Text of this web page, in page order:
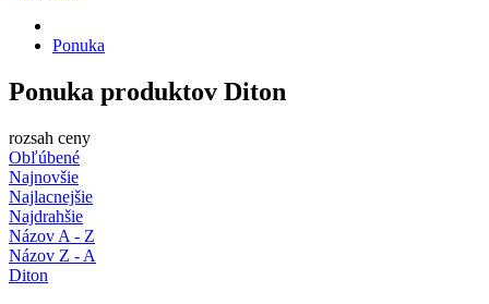
Ponuka
Ponuka produktov Diton
rozsah ceny
Obľúbené
Najnovšie
Najlacnejšie
Najdrahšie
Názov A - Z
Názov Z - A
Diton